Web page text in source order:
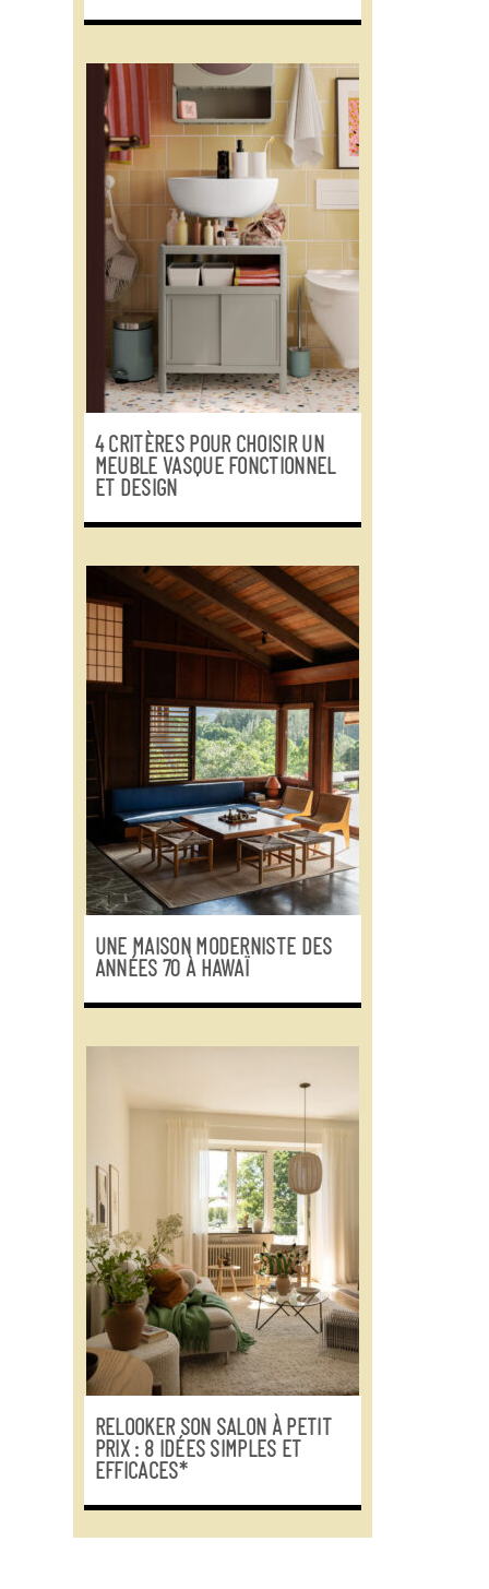
4 CRITÈRES POUR CHOISIR UN
MEUBLE VASQUE FONCTIONNEL
ET DESIGN
UNE MAISON MODERNISTE DES
ANNÉES 70 À HAWAÏ
RELOOKER SON SALON À PETIT
PRIX : 8 IDÉES SIMPLES ET
EFFICACES*